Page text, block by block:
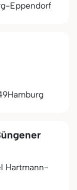
Eppendorf
Hamburg
Hartmann-